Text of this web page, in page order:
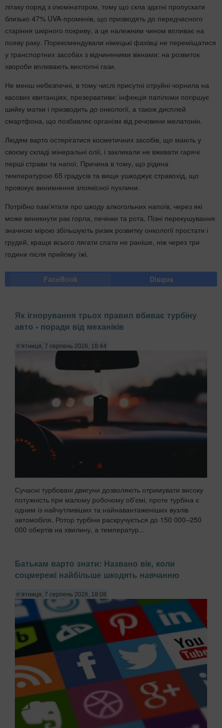
літаку поряд з ілюмінатором, тому що скла здатні пропускати
близько 47% UVA-променів, що призводять до передчасного
старіння шкірного покриву, а це належним чином впливає на
появу раку. Порекомендували німецькі фахівці не переміщатися
у транспортних засобах з відчиненими вікнами: на розвиток
хвороби впливають вихлопні гази.
Не менш небезпечні, в тому числі присутні отруйні чорнила на
касових квитанціях, презервативи: інфекція папіломи погіршує
шийку матки і призводить до онкології, а також дисплей
смартфона, що позбавляє організм від речовини мелатонін.
Людям варто остерігатися косметичних засобів, що мають у
своєму складі мінеральні олії, і закликали не вживати гарячі
перші страви та напої. Причина в тому, що рідина
температурою 65 градусів та вище ушкоджує стравохід, що
провокує виникнення злоякісної пухлини.
Потрібно пам'ятати про шкоду алкогольних напоїв, через які
може виникнути рак горла, печінки та рота. Пізні перекушування
значною мірою збільшують ризик розвитку онкології простати і
грудей, краще всього лягати спати не раніше, ніж через три
години після прийому їжі.
FaceBook Disqus
Як ігнорування трьох правил вбиває турбіну
авто - поради від механіків
п’ятниця, 7 серпень 2026, 18:44
Сучасні турбовані двигуни дозволяють отримувати високу
потужність при малому робочому об'ємі, проте турбіна є
одним із найчутливіших та найнавантаженіших вузлів
автомобіля. Ротор турбіни раскручується до 150 000–250
000 обертів на хвилину, а температур...
Батькам варто знати: Названо вік, коли
соцмережі найбільше шкодять навчанню
п’ятниця, 7 серпень 2026, 18:08